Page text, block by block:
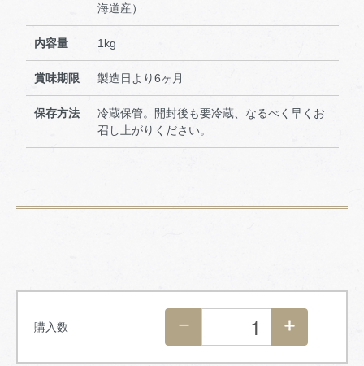
海道産）
内容量 1kg
賞味期限 製造日より6ヶ月
保存方法
冷蔵保管。開封後も要冷蔵、なるべく早くお
召し上がりください。
購入数